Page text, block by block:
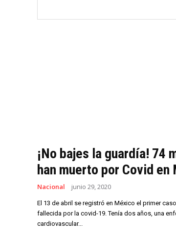
¡No bajes la guardía! 74
han muerto por Covid en
Nacional junio 29, 2020
El 13 de abril se registró en México el primer
fallecida por la covid-19. Tenía dos años, una
cardiovascular...